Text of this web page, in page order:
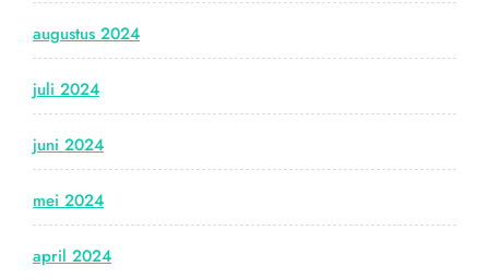
augustus 2024
juli 2024
juni 2024
mei 2024
april 2024